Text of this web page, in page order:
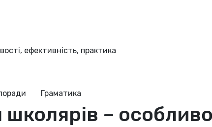
ефективність, практика
Граматика
школярів –